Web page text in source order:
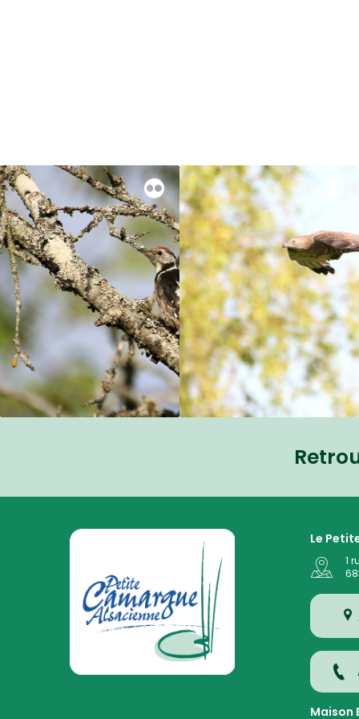
La Petite Camargue Alsacienne Réserve Le
1
Maison